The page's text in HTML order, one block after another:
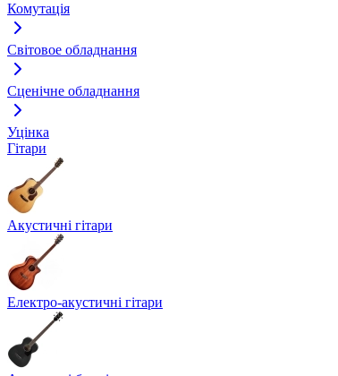
Комутація
Світовое обладнання
Сценічне обладнання
Уцінка
Гітари
Акустичні гітари
Електро-акустичні гітари